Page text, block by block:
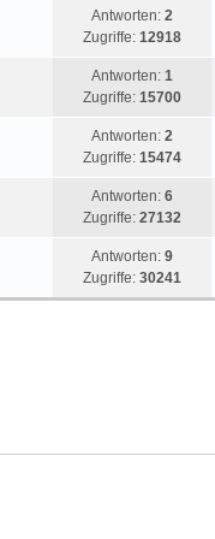
Antworten: 2
Zugriffe: 12918
Antworten: 1
Zugriffe: 15700
Antworten: 2
Zugriffe: 15474
Antworten: 6
Zugriffe: 27132
Antworten: 9
Zugriffe: 30241